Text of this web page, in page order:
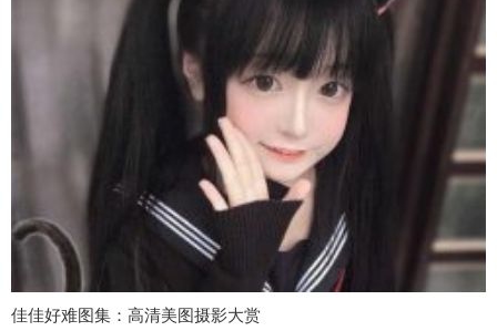
佳佳好难图集：高清美图摄影大赏